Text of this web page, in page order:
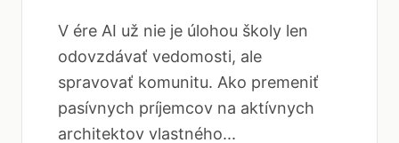
V ére AI už nie je úlohou školy len
odovzdávať vedomosti, ale
spravovať komunitu. Ako premeniť
pasívnych príjemcov na aktívnych
architektov vlastného...